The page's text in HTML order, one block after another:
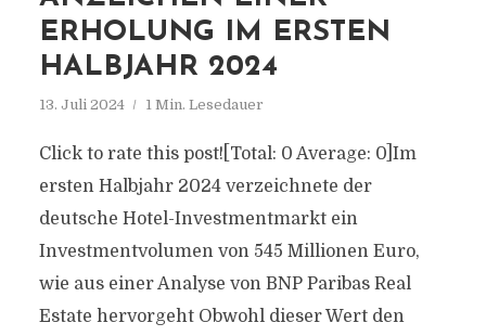
ERHOLUNG IM ERSTEN
HALBJAHR 2024
13. Juli 2024 1 Min. Lesedauer
Click to rate this post![Total: 0 Average: 0]Im
ersten Halbjahr 2024 verzeichnete der
deutsche Hotel-Investmentmarkt ein
Investmentvolumen von 545 Millionen Euro,
wie aus einer Analyse von BNP Paribas Real
Estate hervorgeht Obwohl dieser Wert den